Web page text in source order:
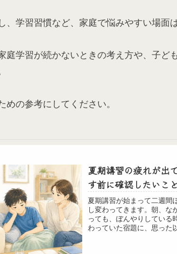
、学習習慣など、家庭で悩みやすい場面
庭学習が続かないときの考え方や、子ど
めの参考にしてください。
夏期講習の疲れが出
す前に確認したいこと
夏期講習が始まって二週間
し変わってきます。朝、な
っても、ぼんやりしている
わっていた宿題に、思った